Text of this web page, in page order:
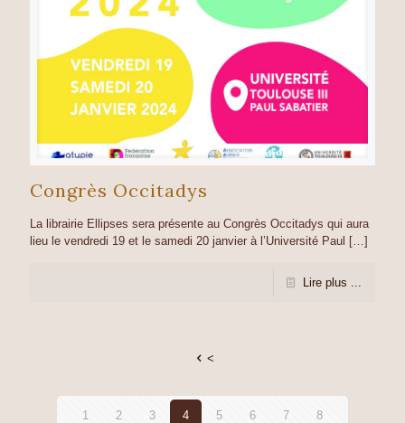
Congrès Occitadys
La librairie Ellipses sera présente au Congrès Occitadys qui aura
lieu le vendredi 19 et le samedi 20 janvier à l’Université Paul […]
Lire plus ...
<
1 2 3 4 5 6 7 8